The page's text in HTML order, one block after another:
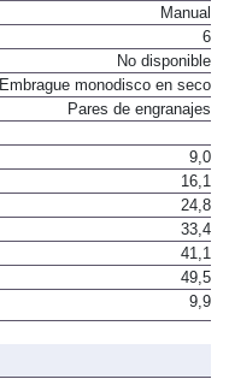
Manual
6
No disponible
Embrague monodisco en seco
Pares de engranajes
9,0
16,1
24,8
33,4
41,1
49,5
9,9